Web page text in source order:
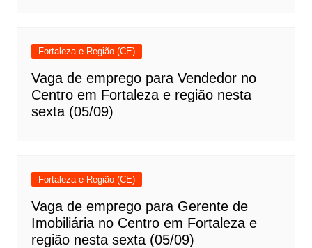
Fortaleza e Região (CE)
Vaga de emprego para Vendedor no
Centro em Fortaleza e região nesta
sexta (05/09)
Fortaleza e Região (CE)
Vaga de emprego para Gerente de
Imobiliária no Centro em Fortaleza e
região nesta sexta (05/09)